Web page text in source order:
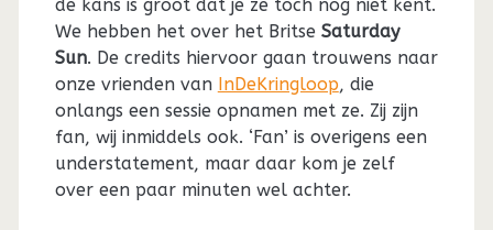
de kans is groot dat je ze toch nog niet kent.
We hebben het over het Britse Saturday
Sun. De credits hiervoor gaan trouwens naar
onze vrienden van InDeKringloop, die
onlangs een sessie opnamen met ze. Zij zijn
fan, wij inmiddels ook. ‘Fan’ is overigens een
understatement, maar daar kom je zelf
over een paar minuten wel achter.